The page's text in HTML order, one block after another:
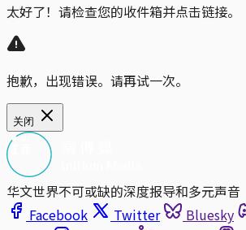
太好了！请检查您的收件箱并点击链接。
抱歉，出现错误。请再试一次。
关闭
华文世界不可或缺的深度报导和多元声音
Facebook
Twitter Bluesky